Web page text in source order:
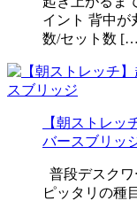
イント 背中が
数/セット数
【朝ストレッ
バースブリッ
普段デスク
ピッタリの種